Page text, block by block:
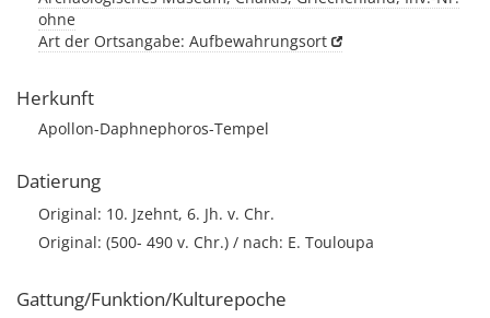
ohne
Art der Ortsangabe: Aufbewahrungsort
Herkunft
Apollon-Daphnephoros-Tempel
Datierung
Original: 10. Jzehnt, 6. Jh. v. Chr.
Original: (500- 490 v. Chr.) / nach: E. Touloupa
Gattung/Funktion/Kulturepoche